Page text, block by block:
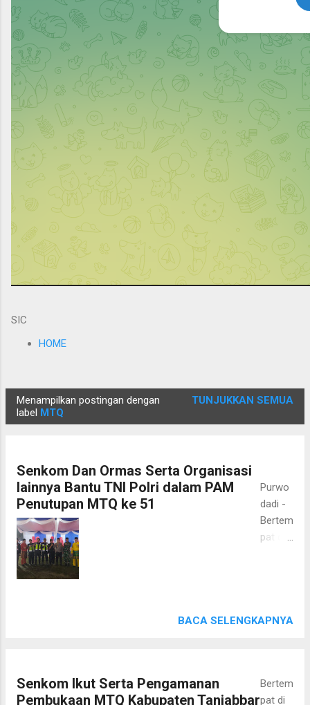
SIC
HOME
o
Menampilkan postingan dengan
label
MTQ
TUNJUKKAN SEMUA
Senkom Dan Ormas Serta Organisasi
lainnya Bantu TNI Polri dalam PAM
Penutupan MTQ ke 51
Purwo
dadi -
Bertem
pat di
Tilawat
tingkat
BACA SELENGKAPNYA
Senkom Ikut Serta Pengamanan
Pembukaan MTQ Kabupaten Tanjabbar
Bertem
pat di